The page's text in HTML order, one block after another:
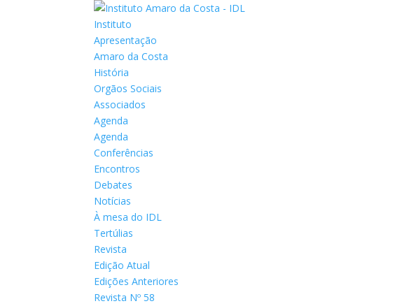
Instituto
Apresentação
Amaro da Costa
História
Orgãos Sociais
Associados
Agenda
Agenda
Conferências
Encontros
Debates
Notícias
À mesa do IDL
Tertúlias
Revista
Edição Atual
Edições Anteriores
Revista Nº 58